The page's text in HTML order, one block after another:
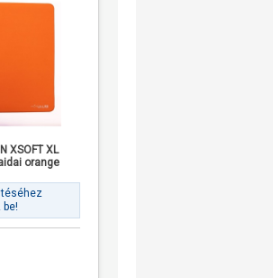
XSOFT XL
orange
be!